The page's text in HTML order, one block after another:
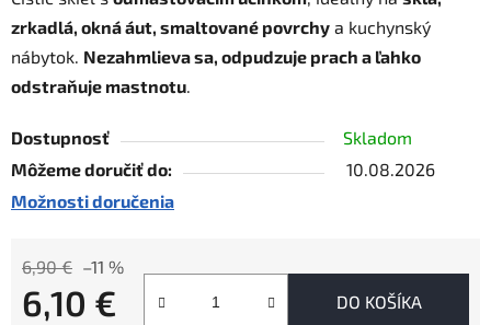
zrkadlá, okná áut, smaltované povrchy a kuchynský
nábytok. Nezahmlieva sa, odpudzuje prach a ľahko
odstraňuje mastnotu.
Dostupnosť
Skladom
Môžeme doručiť do:
10.08.2026
Možnosti doručenia
6,90 € –11 %
6,10 € DO KOŠÍKA